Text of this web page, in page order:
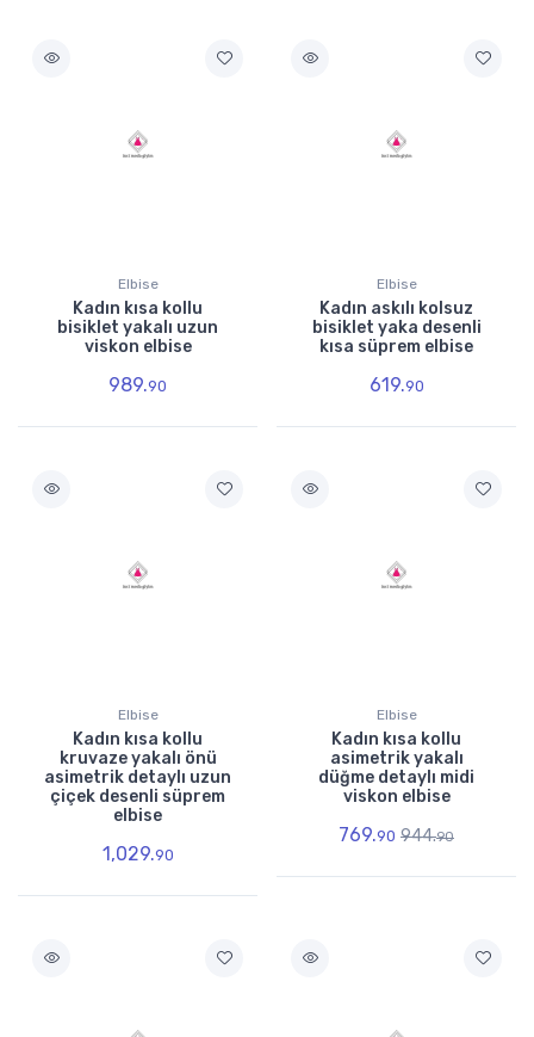
Elbise
Kadın kısa kollu
bisiklet yakalı uzun
viskon elbise
989.90
Elbise
Kadın askılı kolsuz
bisiklet yaka desenli
kısa süprem elbise
619.90
Elbise
Kadın kısa kollu
kruvaze yakalı önü
asimetrik detaylı uzun
çiçek desenli süprem
elbise
1,029.90
Elbise
Kadın kısa kollu
asimetrik yakalı
düğme detaylı midi
viskon elbise
769.90 944.90